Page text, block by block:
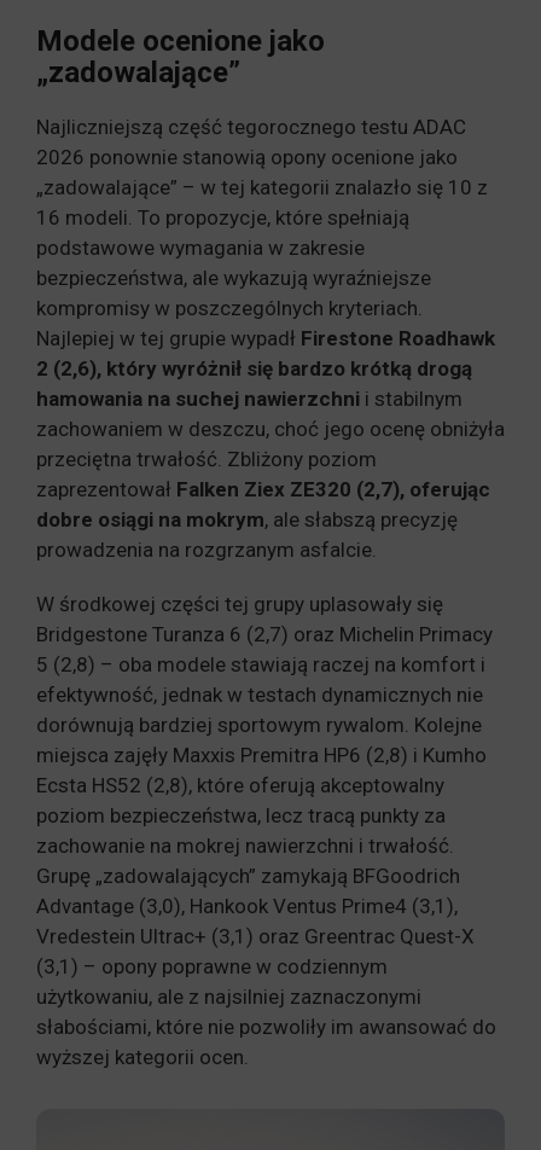
Modele ocenione jako
„zadowalające”
Najliczniejszą część tegorocznego testu ADAC
2026 ponownie stanowią opony ocenione jako
„zadowalające” – w tej kategorii znalazło się 10 z
16 modeli. To propozycje, które spełniają
podstawowe wymagania w zakresie
bezpieczeństwa, ale wykazują wyraźniejsze
kompromisy w poszczególnych kryteriach.
Najlepiej w tej grupie wypadł Firestone Roadhawk
2 (2,6), który wyróżnił się bardzo krótką drogą
hamowania na suchej nawierzchni i stabilnym
zachowaniem w deszczu, choć jego ocenę obniżyła
przeciętna trwałość. Zbliżony poziom
zaprezentował Falken Ziex ZE320 (2,7), oferując
dobre osiągi na mokrym, ale słabszą precyzję
prowadzenia na rozgrzanym asfalcie.
W środkowej części tej grupy uplasowały się
Bridgestone Turanza 6 (2,7) oraz Michelin Primacy
5 (2,8) – oba modele stawiają raczej na komfort i
efektywność, jednak w testach dynamicznych nie
dorównują bardziej sportowym rywalom. Kolejne
miejsca zajęły Maxxis Premitra HP6 (2,8) i Kumho
Ecsta HS52 (2,8), które oferują akceptowalny
poziom bezpieczeństwa, lecz tracą punkty za
zachowanie na mokrej nawierzchni i trwałość.
Grupę „zadowalających” zamykają BFGoodrich
Advantage (3,0), Hankook Ventus Prime4 (3,1),
Vredestein Ultrac+ (3,1) oraz Greentrac Quest-X
(3,1) – opony poprawne w codziennym
użytkowaniu, ale z najsilniej zaznaczonymi
słabościami, które nie pozwoliły im awansować do
wyższej kategorii ocen.